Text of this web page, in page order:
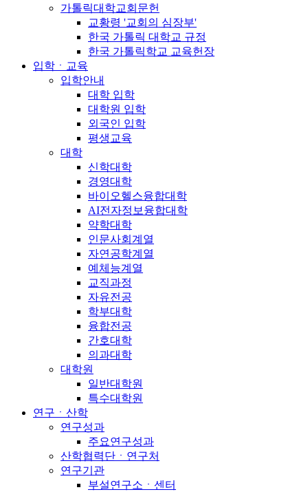
가톨릭대학교회문헌
교황령 '교회의 심장부'
한국 가톨릭 대학교 규정
한국 가톨릭학교 교육헌장
입학ㆍ교육
입학안내
대학 입학
대학원 입학
외국인 입학
평생교육
대학
신학대학
경영대학
바이오헬스융합대학
AI전자정보융합대학
약학대학
인문사회계열
자연공학계열
예체능계열
교직과정
자유전공
학부대학
융합전공
간호대학
의과대학
대학원
일반대학원
특수대학원
연구ㆍ산학
연구성과
주요연구성과
산학협력단ㆍ연구처
연구기관
부설연구소ㆍ센터